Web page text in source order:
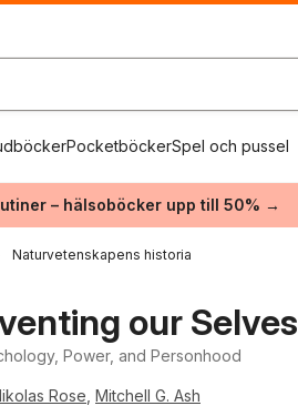
PocketböckerSpel och pussel
– hälsoböcker upp till 50% →
Naturvetenskapens historia
our Selves
Power, and Personhood
Rose Mitchell G. Ash